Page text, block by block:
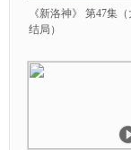
《新洛神》 第47集（
结局）